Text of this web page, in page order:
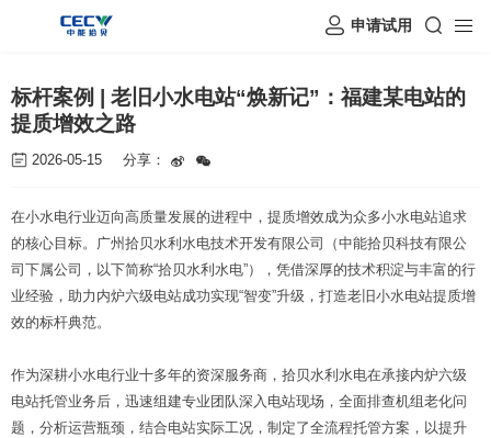
申请试用
标杆案例 | 老旧小水电站“焕新记”：福建某电站的
提质增效之路
2026-05-15 分享：
在小水电行业迈向高质量发展的进程中，提质增效成为众多小水电站追求
的核心目标。广州拾贝水利水电技术开发有限公司（中能拾贝科技有限公
司下属公司，以下简称“拾贝水利水电”），凭借深厚的技术积淀与丰富的行
业经验，助力内炉六级电站成功实现“智变”升级，打造老旧小水电站提质增
效的标杆典范。
作为深耕小水电行业十多年的资深服务商，拾贝水利水电在承接内炉六级
电站托管业务后，迅速组建专业团队深入电站现场，全面排查机组老化问
题，分析运营瓶颈，结合电站实际工况，制定了全流程托管方案，以提升